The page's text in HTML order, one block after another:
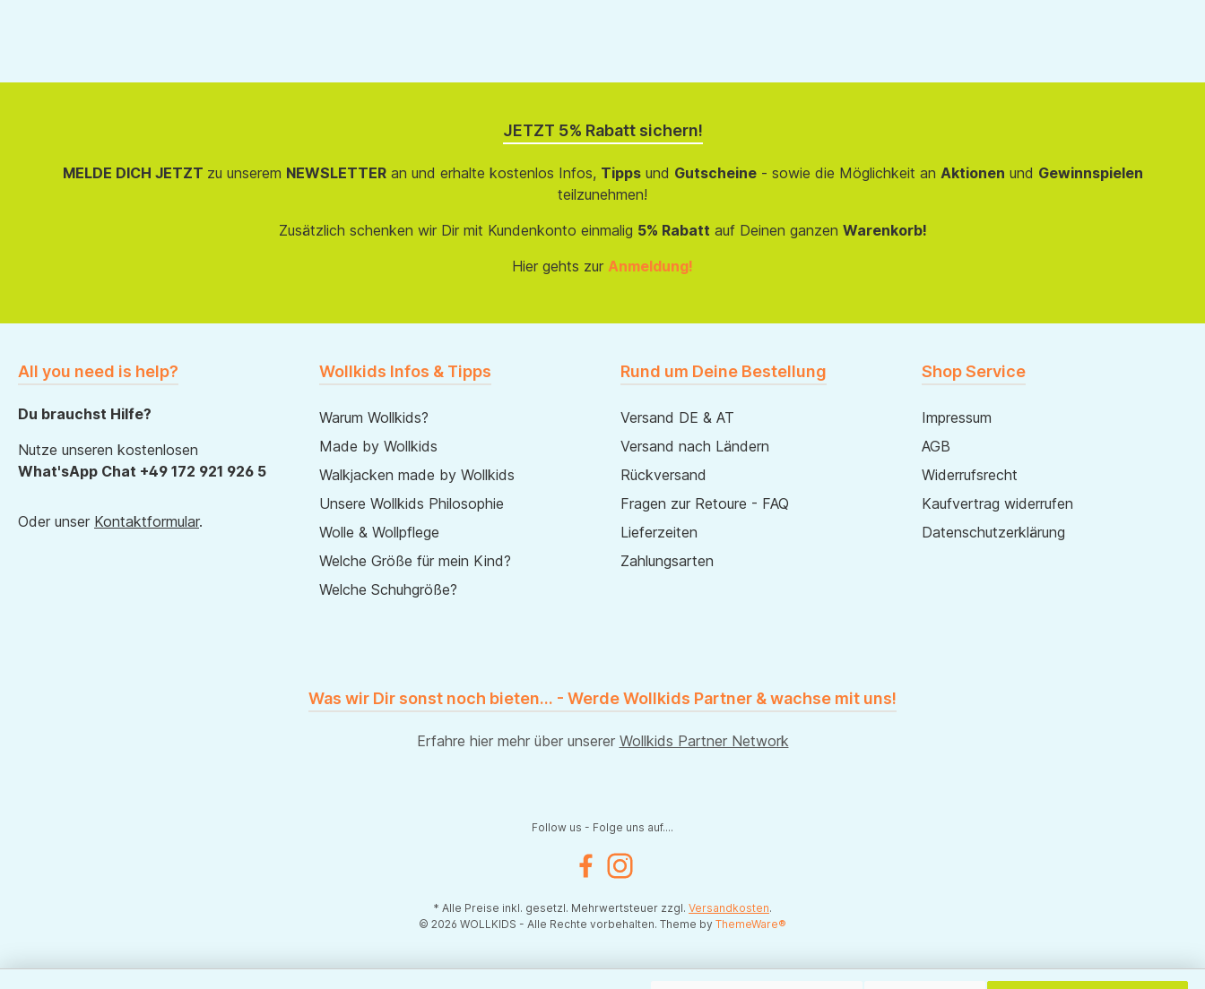
JETZT 5% Rabatt sichern!
MELDE DICH JETZT zu unserem NEWSLETTERan und erhalte kostenlos Infos, Tippsund Gutscheine- sowie die Möglichkeit an Aktionen und Gewinnspielen
teilzunehmen!
Zusätzlich schenken wir Dir mit Kundenkonto einmalig 5% Rabatt auf Deinen ganzen Warenkorb!
Hier gehts zur Anmeldung!
All you need is help?
Du brauchst Hilfe?
Nutze unseren kostenlosen
What'sApp Chat +49 172 921 926 5
Oder unser Kontaktformular.
Wollkids Infos & Tipps
Warum Wollkids?
Made by Wollkids
Walkjacken made by Wollkids
Unsere Wollkids Philosophie
Wolle & Wollpflege
Welche Größe für mein Kind?
Welche Schuhgröße?
Rund um Deine Bestellung
Versand DE & AT
Versand nach Ländern
Rückversand
Fragen zur Retoure - FAQ
Lieferzeiten
Zahlungsarten
Shop Service
Impressum
AGB
Widerrufsrecht
Kaufvertrag widerrufen
Datenschutzerklärung
Was wir Dir sonst noch bieten... - Werde Wollkids Partner & wachse mit uns!
Erfahre hier mehr über unserer Wollkids Partner Network
Follow us - Folge uns auf....
FacebookInstagram
* Alle Preise inkl. gesetzl. Mehrwertsteuer zzgl. Versandkosten.
© 2026 WOLLKIDS - Alle Rechte vorbehalten. Theme by ThemeWare®